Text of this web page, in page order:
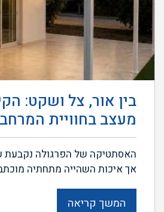
בין אור, צל ושקט:
מעצב בחוויית המרחב
האסתטיקה של הפרגולה נקבעת
אך איכות השהייה מתחתיה
המשך קריאה